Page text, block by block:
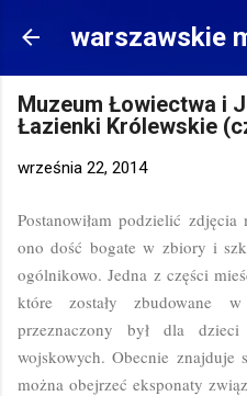
Przejdź do
warszawskie
Muzeum Łowiectwa i
Łazienki Królewskie
września 22, 2014
Postanowiłam podzielić
ono dość bogate w zbiory i
ogólnikowo. Jedna z części
które zostały zbudowane
przeznaczony był dla dzieci
wojskowych. Obecnie znajduje
można obejrzeć eksponaty